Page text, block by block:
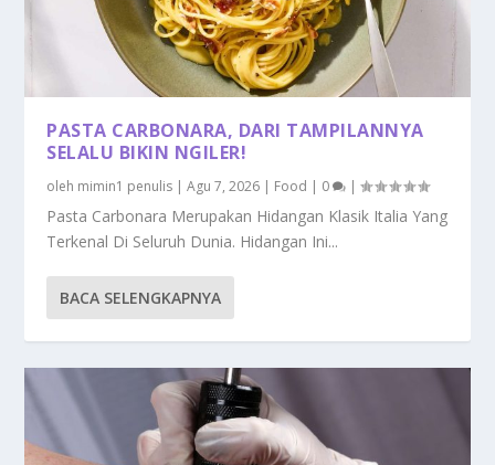
PASTA CARBONARA, DARI TAMPILANNYA
SELALU BIKIN NGILER!
oleh mimin1 penulis |Agu 7, 2026 | Food | 0 |
Pasta Carbonara Merupakan Hidangan Klasik Italia Yang
Terkenal Di Seluruh Dunia. Hidangan Ini...
BACA SELENGKAPNYA